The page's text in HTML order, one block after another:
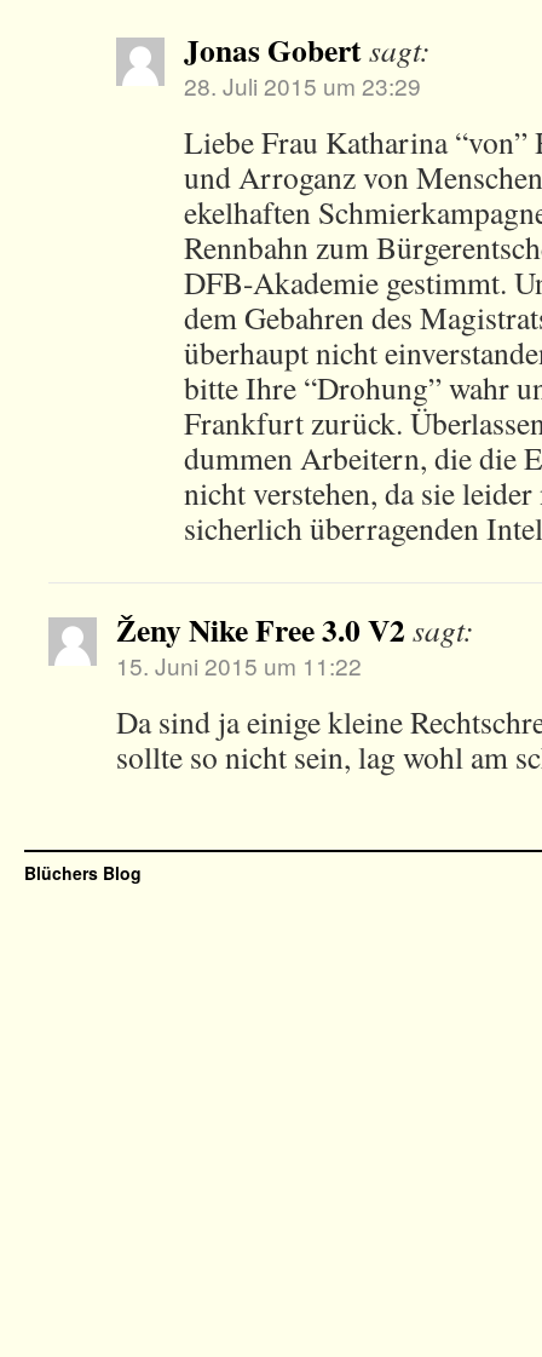
Jonas Gobertsagt:
28. Juli 2015 um 23:29
Liebe Frau Katharina “von”
und Arroganz von
ekelhaften
Rennbahn zum
DFB-Akademie gestimmt.
dem Gebahren des
überhaupt nicht
bitte Ihre “Drohung” wahr
Frankfurt zurück.
dummen Arbeitern, die die
nicht verstehen, da sie
sicherlich überragenden
Ženy Nike Free 3.0 V2 sagt:
15. Juni 2015 um 11:22
Da sind ja einige kleine
sollte so nicht sein, lag wohl am
Blüchers Blog